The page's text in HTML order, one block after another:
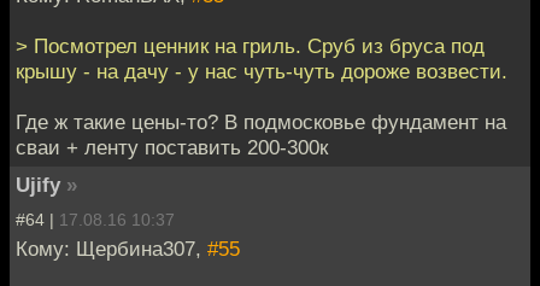
> Посмотрел ценник на гриль. Сруб из бруса под
крышу - на дачу - у нас чуть-чуть дороже возвести.
Где ж такие цены-то? В подмосковье фундамент на
сваи + ленту поставить 200-300к
Ujify »
#64 | 17.08.16 10:37
Кому: Щербина307, #55